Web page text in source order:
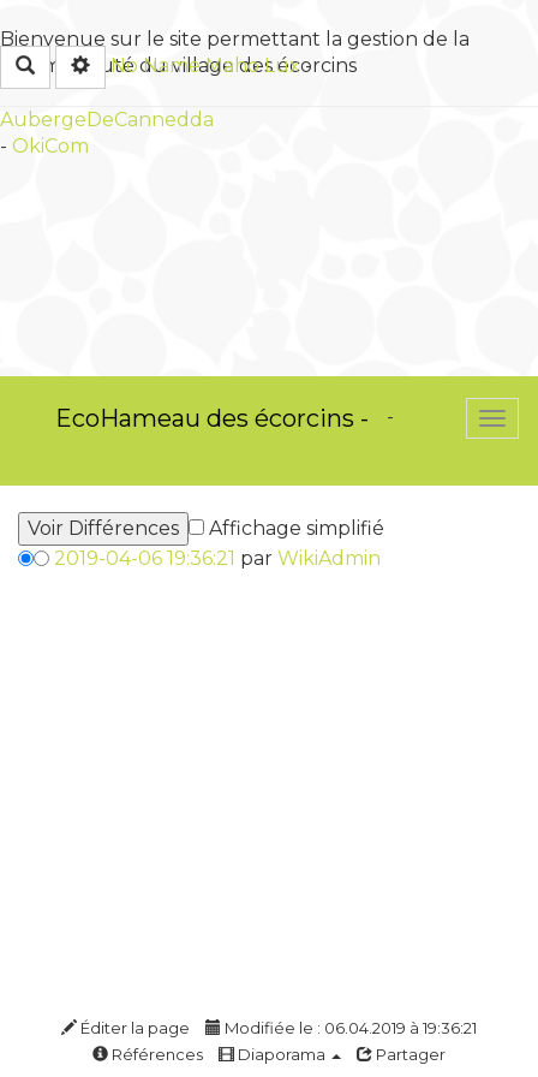
RechercherNo Name Maho Lux-
AubergeDeCannedda
Bienvenue sur le site permettant la gestion de la
communauté du village des écorcins
- OkiCom
EcoHameau des écorcins -
-
Affichage simplifié
2019-04-06 19:36:21 par WikiAdmin
Éditer la page
Modifiée le : 06.04.2019 à 19:36:21
Références
Diaporama Partager